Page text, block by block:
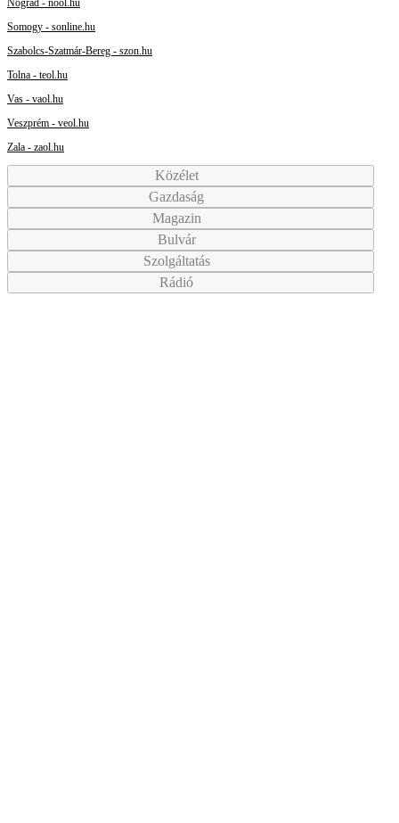
Somogy - sonline.hu
Szabolcs-Szatmár-Bereg - szon.hu
Tolna - teol.hu
Vas - vaol.hu
Veszprém - veol.hu
Zala - zaol.hu
Közélet
Gazdaság
Magazin
Bulvár
Szolgáltatás
Rádió